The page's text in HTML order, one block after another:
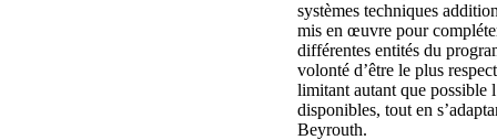
systèmes techniques
mis en œuvre pour
différentes entités du
volonté d’être le plus
limitant autant que possible
disponibles, tout en
Beyrouth.